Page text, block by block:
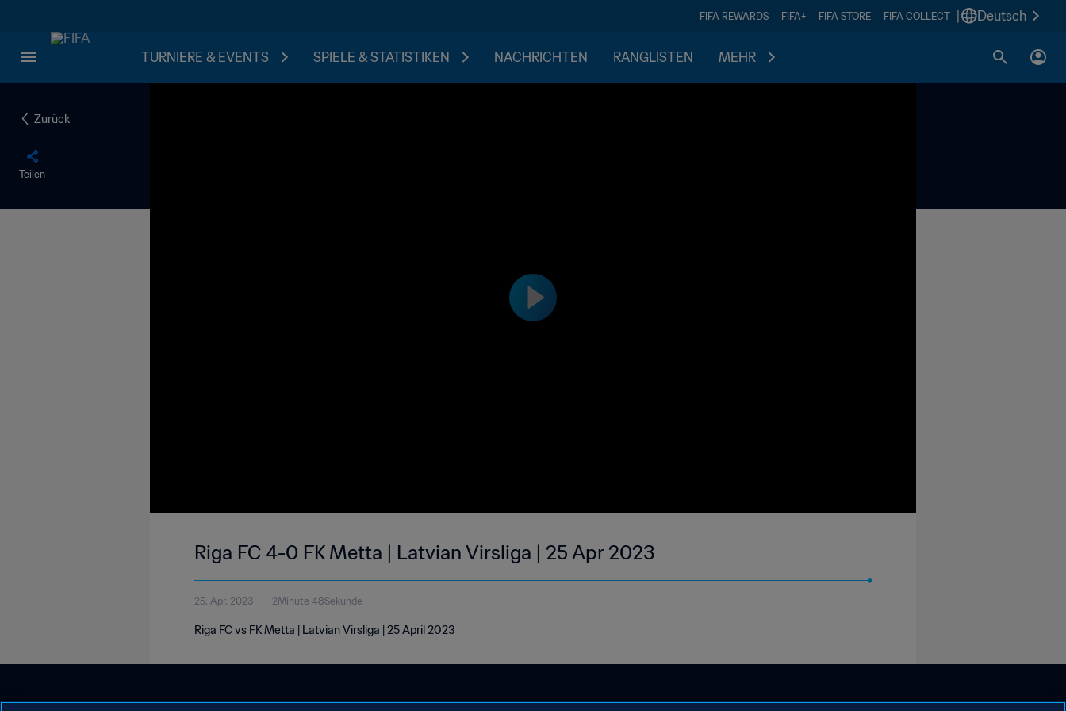
FIFA REWARDS FIFA+ FIFA STORE FIFA COLLECT Deutsch
TURNIERE & EVENTS SPIELE & STATISTIKEN NACHRICHTEN RANGLISTEN MEHR
Zurück
Teilen
Riga FC 4-0 FK Metta | Latvian Virsliga | 25 Apr 2023
25. Apr. 2023 2Minute 48Sekunde
Riga FC vs FK Metta | Latvian Virsliga | 25 April 2023